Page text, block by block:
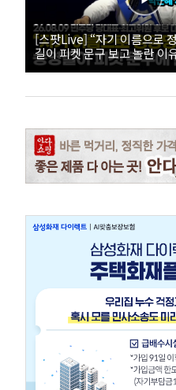
[스팟Live] “자기 이름으로
길이 피켓 문구 보고 놀란 이
더불어민주당 당대표·최고위